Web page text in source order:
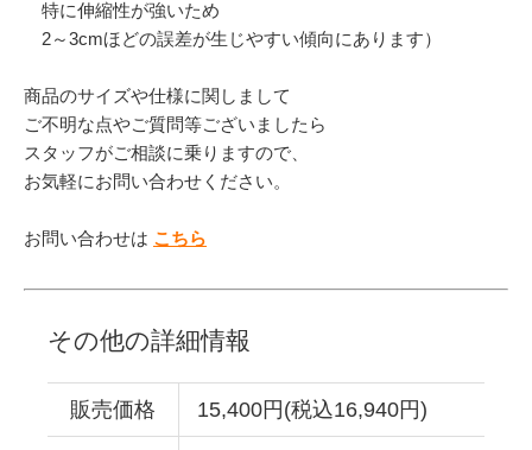
特に伸縮性が強いため
2～3cmほどの誤差が生じやすい傾向にあります）
商品のサイズや仕様に関しまして
ご不明な点やご質問等ございましたら
スタッフがご相談に乗りますので、
お気軽にお問い合わせください。
お問い合わせは こちら
その他の詳細情報
販売価格 15,400円(税込16,940円)